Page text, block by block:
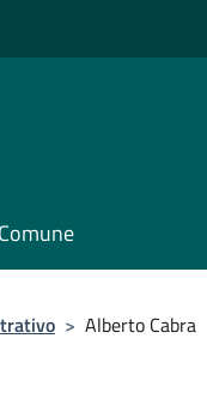
> Alberto Cabra